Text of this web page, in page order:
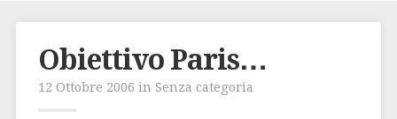
Obiettivo Paris…
12 Ottobre 2006 in Senza categoria